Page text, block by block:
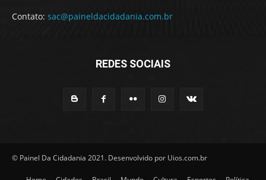
Contato: sac@paineldacidadania.com.br
REDES SOCIAIS
© Painel Da Cidadania 2021. Desenvolvido por Uios.com.br